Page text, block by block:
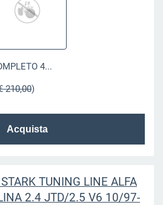
4...
210,00)
TUNING LINE ALFA
2.4 JTD/2.5 V6 10/97-